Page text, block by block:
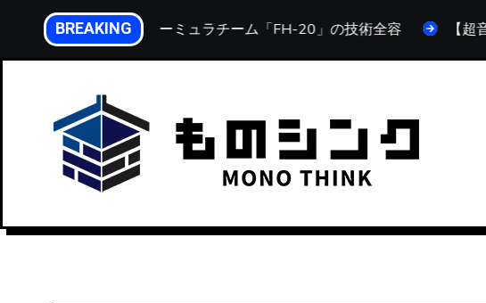
を
BREAKING
。北海道大学フォーミュラチーム「FH-20」の技術全容 【超音波